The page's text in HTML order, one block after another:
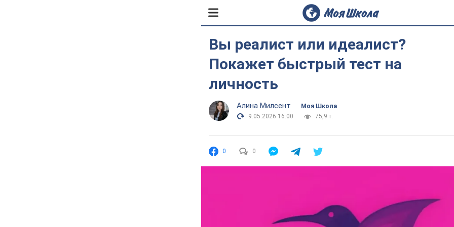
Вы реалист или идеалист?
Покажет быстрый тест на
личность
Алина Милсент
Моя Школа
9.05.2026 16:00
75,9 т.
0 0